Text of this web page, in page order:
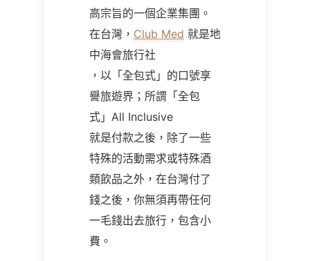
高宗旨的一個企業集團。
在台灣， Club Med 就是地
中海會旅行社
，以「全包式」的口號享
譽旅遊界；所謂「全包
式」All Inclusive
就是付款之後，除了一些
特殊的活動需求或特殊酒
類飲品之外，在台灣付了
錢之後，你無須再帶任何
一毛錢出去旅行，包含小
費。